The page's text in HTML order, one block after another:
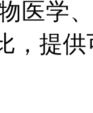
医学
，提